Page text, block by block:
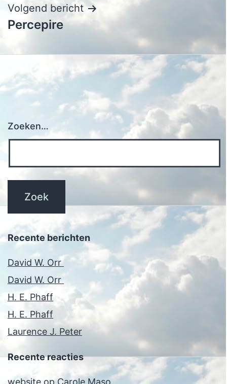
Volgend bericht
Percepire
Zoeken…
Recente berichten
David W. Orr
David W. Orr
H. E. Phaff
H. E. Phaff
Laurence J. Peter
Recente reacties
website opCarole Maso